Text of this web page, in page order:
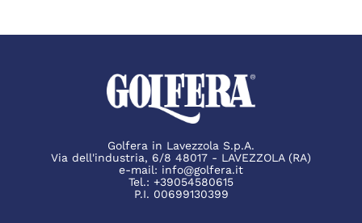
Golfera in Lavezzola S.p.A.
Via dell'industria, 6/8 48017 - LAVEZZOLA (RA)
e-mail: info@golfera.it
Tel.: +39054580615
P.I. 00699130399